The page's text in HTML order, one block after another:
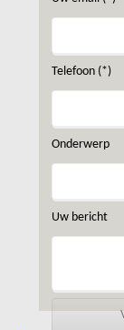
Telefoon (*)
Onderwerp
Uw bericht